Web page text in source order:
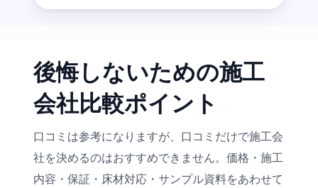
後悔しないための施工
会社比較ポイント
口コミは参考になりますが、口コミだけで施工会
社を決めるのはおすすめできません。価格・施工
内容・保証・床材対応・サンプル資料をあわせて